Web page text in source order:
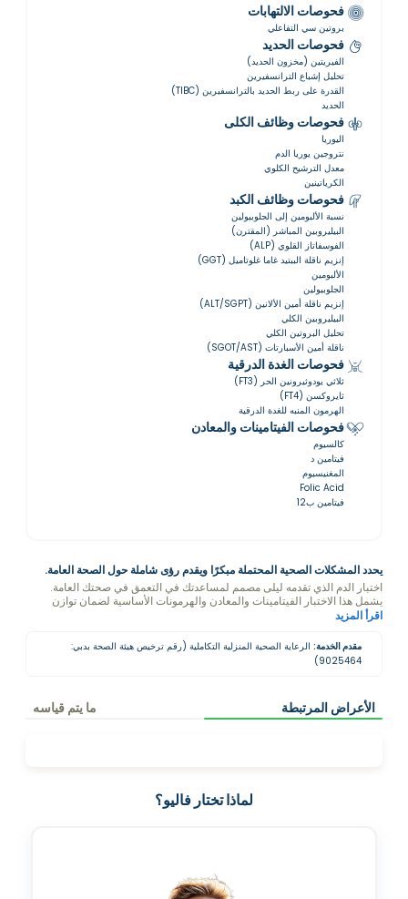
فحوصات الالتهابات
بروتين سي التفاعلي
فحوصات الحديد
الفيريتين (مخزون الحديد)
تحليل إشباع الترانسفيرين
القدرة على ربط الحديد بالترانسفيرين (TIBC)
الحديد
فحوصات وظائف الكلى
اليوريا
نتروجين يوريا الدم
معدل الترشيح الكلوي
الكرياتينين
فحوصات وظائف الكبد
نسبة الألبومين إلى الجلوبيولين
البيليروبين المباشر (المقترن)
الفوسفاتاز القلوي (ALP)
إنزيم ناقلة الببتيد غاما غلوتاميل (GGT)
الألبومين
الجلوبيولين
إنزيم ناقلة أمين الألانين (ALT/SGPT)
البيليروبين الكلي
تحليل البروتين الكلي
ناقلة أمين الأسبارتات (SGOT/AST)
فحوصات الغدة الدرقية
ثلاثي يودوثيرونين الحر (FT3)
ثايروكسن (FT4)
الهرمون المنبه للغدة الدرقية
فحوصات الفيتامينات والمعادن
كالسيوم
فيتامين د
المغنيسيوم
Folic Acid
فيتامين ب12
يحدد المشكلات الصحية المحتملة مبكرًا ويقدم رؤى شاملة حول الصحة العامة.
اختبار الدم الذي تقدمه ليلى مصمم لمساعدتك في التعمق في صحتك العامة.
يشمل هذا الاختبار الفيتامينات والمعادن والهرمونات الأساسية لضمان توازن
الجسم بشكل جيد.
اقرأ المزيد
مقدم الخدمة: الرعاية الصحية المنزلية التكاملية (رقم ترخيص هيئة الصحة بدبي:
9025464)
الأعراض المرتبطة ما يتم قياسه
لماذا تختار فاليو؟